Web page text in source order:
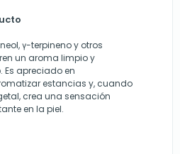
γ-terpineno y otros
un aroma limpio y
Es apreciado en
estancias y, cuando
crea una sensación
en la piel.